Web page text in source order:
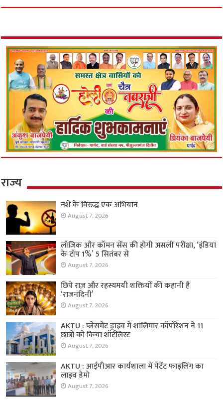
राज्य
नशे के विरुद्ध एक अभियान
August 7, 2026
लॉजिक और कॉमन सेंस की होगी असली परीक्षा, ‘इंडिया
के टॉप 1%’ 5 सितंबर से
August 7, 2026
छिपे राज़ और रहस्यमयी शक्तियों की कहानी है
‘राजनंदिनी’
August 7, 2026
AKTU : प्लेसमेंट ड्राइव में शालिमार कॉर्पोरेशन ने 11
छात्रों को किया शॉर्टलिस्ट
August 7, 2026
AKTU : आईपीआर कार्यशाला में पेटेंट फाइलिंग का
लाइव डेमो
August 7, 2026